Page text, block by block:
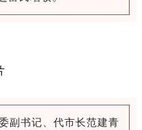
副书记、代市长范建青